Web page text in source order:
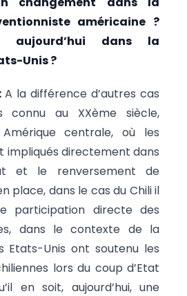
américaine ?
aujourd’hui dans la
Unis ?
A la différence d’autres cas
connu au XXème siècle,
centrale, où les
impliqués directement dans
et le renversement de
place, dans le cas du Chili il
participation directe des
dans le contexte de la
Etats-Unis ont soutenu les
lors du coup d’Etat
en soit, aujourd’hui, une